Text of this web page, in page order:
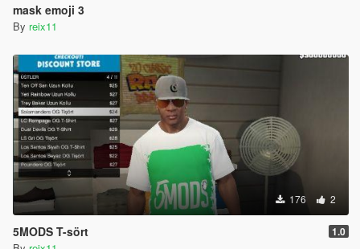
mask emoji 3
By reix11
176 2
5MODS T-sört 1.0